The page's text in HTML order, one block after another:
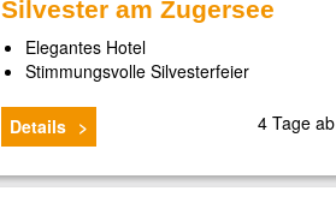
Silvester am Zugersee
Elegantes Hotel
Stimmungsvolle Silvesterfeier
Details 4 Tage ab